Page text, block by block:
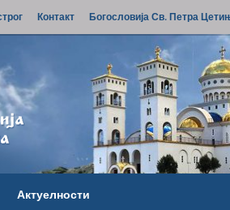
Контакт Богословија Св. Петра
Актуелности